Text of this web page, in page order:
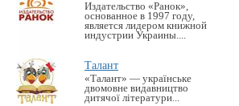
Издательство «Ранок»,
основанное в 1997 году,
является лидером книжной
индустрии Украины....
Талант
«Талант» — українське
двомовне видавництво
дитячої літератури...